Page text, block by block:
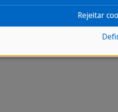
Rejeitar